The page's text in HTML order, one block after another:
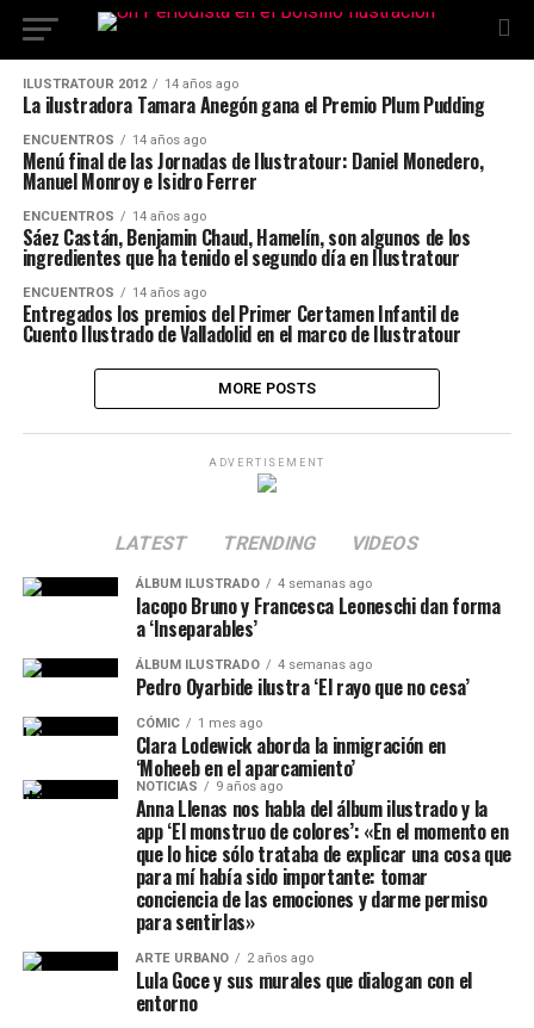
ILUSTRATOUR 2012 14 años ago
La ilustradora Tamara Anegón gana el Premio Plum Pudding
ENCUENTROS 14 años ago
Menú final de las Jornadas de Ilustratour: Daniel Monedero,
Manuel Monroy e Isidro Ferrer
ENCUENTROS 14 años ago
Sáez Castán, Benjamin Chaud, Hamelín, son algunos de los
ingredientes que ha tenido el segundo día en Ilustratour
ENCUENTROS 14 años ago
Entregados los premios del Primer Certamen Infantil de
Cuento Ilustrado de Valladolid en el marco de Ilustratour
MORE POSTS
ADVERTISEMENT
LATEST TRENDING VIDEOS
ÁLBUM ILUSTRADO 4 semanas ago
Iacopo Bruno y Francesca Leoneschi dan forma
a ‘Inseparables’
ÁLBUM ILUSTRADO 4 semanas ago
Pedro Oyarbide ilustra ‘El rayo que no cesa’
CÓMIC 1 mes ago
Clara Lodewick aborda la inmigración en
‘Moheeb en el aparcamiento’
NOTICIAS 9 años ago
Anna Llenas nos habla del álbum ilustrado y la
app ‘El monstruo de colores’: «En el momento en
que lo hice sólo trataba de explicar una cosa que
para mí había sido importante: tomar
conciencia de las emociones y darme permiso
para sentirlas»
ARTE URBANO 2 años ago
Lula Goce y sus murales que dialogan con el
entorno